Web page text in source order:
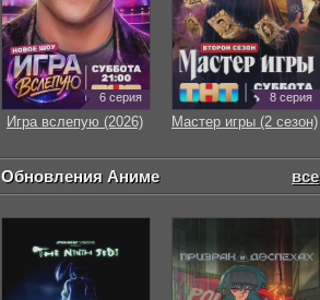
6 серия
Игра вслепую (2026)
8 серия
Мастер игры (2 сезон)
Обновления Аниме все